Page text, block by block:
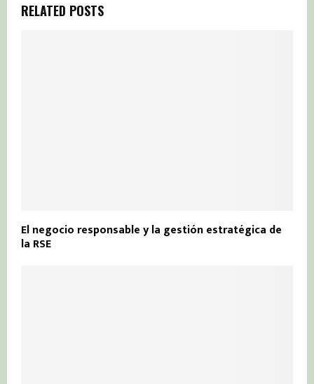
RELATED POSTS
El negocio responsable y la gestión estratégica de
la RSE